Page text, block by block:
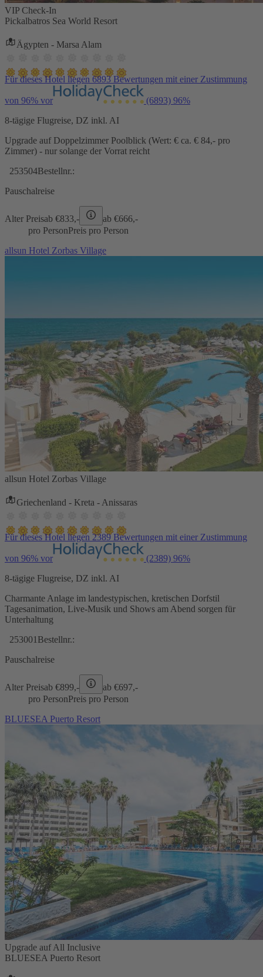
VIP Check-In
Pickalbatros Sea World Resort
Ägypten - Marsa Alam
Für dieses Hotel liegen 6893 Bewertungen mit einer Zustimmung
von 96% vor (6893) 96%
8-tägige Flugreise, DZ inkl. AI
Upgrade auf Doppelzimmer Poolblick (Wert: € ca. € 84,- pro
Zimmer) - nur solange der Vorrat reicht
253504Bestellnr.:
Pauschalreise
Alter Preisab €833,- ab €666,-
pro PersonPreis pro Person
allsun Hotel Zorbas Village
allsun Hotel Zorbas Village
Griechenland - Kreta - Anissaras
Für dieses Hotel liegen 2389 Bewertungen mit einer Zustimmung
von 96% vor (2389) 96%
8-tägige Flugreise, DZ inkl. AI
Charmante Anlage im landestypischen, kretischen Dorfstil
Tagesanimation, Live-Musik und Shows am Abend sorgen für
Unterhaltung
253001 Bestellnr.:
Pauschalreise
Alter Preisab €899,- ab €697,-
pro PersonPreis pro Person
BLUESEA Puerto Resort
Upgrade auf All Inclusive
BLUESEA Puerto Resort